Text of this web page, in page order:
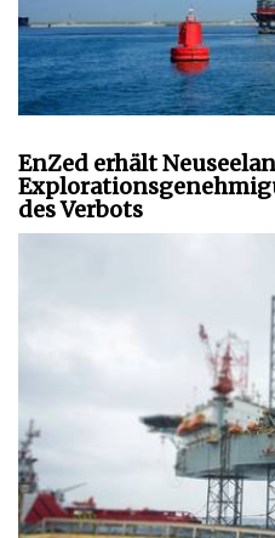
EnZed erhält
des Verbots